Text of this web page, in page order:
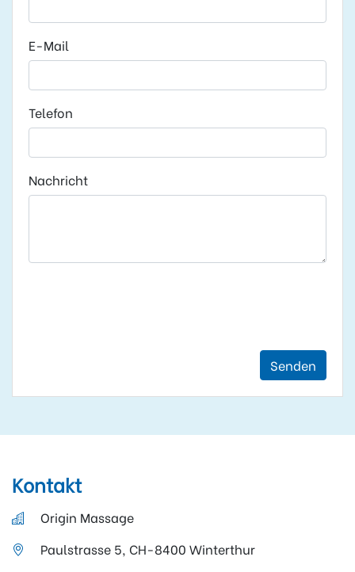
E-Mail
Telefon
Nachricht
Senden
Kontakt
Origin Massage
Paulstrasse 5, CH-8400 Winterthur